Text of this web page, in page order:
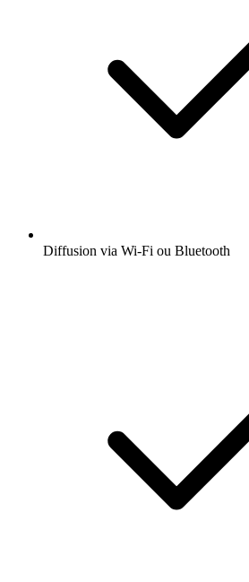
Diffusion via Wi-Fi ou Bluetooth